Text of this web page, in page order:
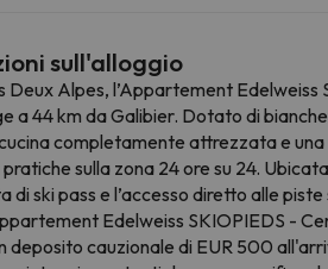
sull'alloggio
Deux Alpes, l’Appartement
a 44 km da Galibier. Dotato di
completamente attrezzata e
sulla zona 24 ore su 24.
di ski pass e l’accesso diretto alle
Edelweiss SKIOPIEDS -
deposito cauzionale di EUR 500